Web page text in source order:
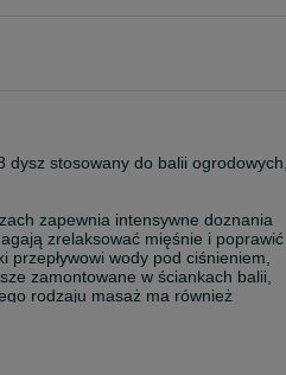
dysz stosowany do balii
zapewnia intensywne doznania
zrelaksować mięśnie i poprawić
przepływowi wody pod ciśnieniem,
zamontowane w ściankach balii,
rodzaju masaż ma również